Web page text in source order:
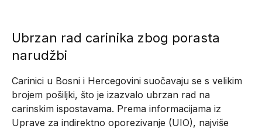
Ubrzan rad carinika zbog porasta
narudžbi
Carinici u Bosni i Hercegovini suočavaju se s velikim
brojem pošiljki, što je izazvalo ubrzan rad na
carinskim ispostavama. Prema informacijama iz
Uprave za indirektno oporezivanje (UIO), najviše